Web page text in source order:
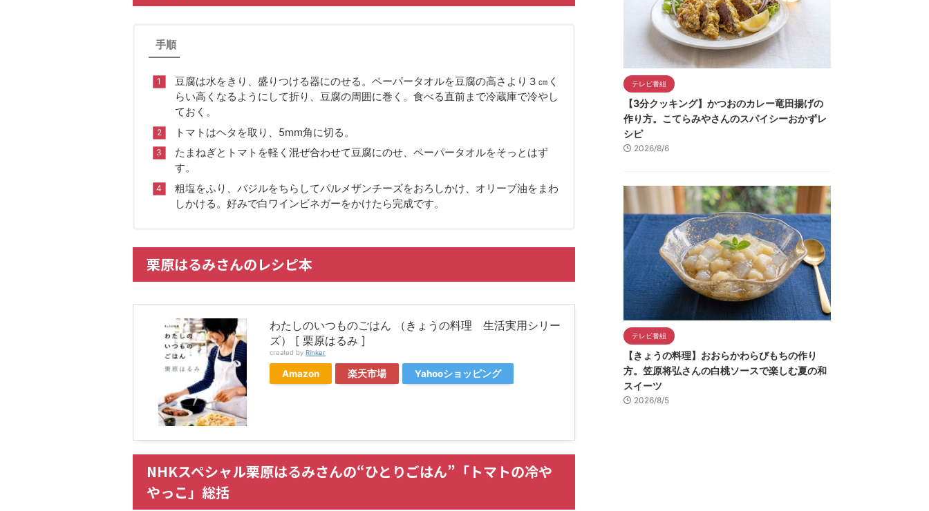
手順
豆腐は水をきり、盛りつける器にのせる。ペーパータオルを豆腐の高さより３㎝く
らい高くなるようにして折り、豆腐の周囲に巻く。食べる直前まで冷蔵庫で冷やし
ておく。
トマトはヘタを取り、5mm角に切る。
たまねぎとトマトを軽く混ぜ合わせて豆腐にのせ、ペーパータオルをそっとはず
す。
粗塩をふり、バジルをちらしてパルメザンチーズをおろしかけ、オリーブ油をまわ
しかける。好みで白ワインビネガーをかけたら完成です。
栗原はるみさんのレシピ本
わたしのいつものごはん （きょうの料理 生活実用シリー
ズ） [ 栗原はるみ ]
created by Rinker
Amazon 楽天市場 Yahooショッピング
NHKスペシャル栗原はるみさんの“ひとりごはん”「トマトの冷や
やっこ」総括
テレビ番組
【3分クッキング】かつおのカレー竜田揚げの
作り方。こてらみやさんのスパイシーおかずレ
シピ
2026/8/6
テレビ番組
【きょうの料理】おおらかわらびもちの作り
方。笠原将弘さんの白桃ソースで楽しむ夏の和
スイーツ
2026/8/5